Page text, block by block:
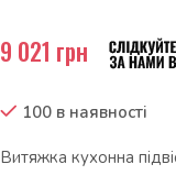
9 021 грн
100 в наявності
Витяжка кухонна